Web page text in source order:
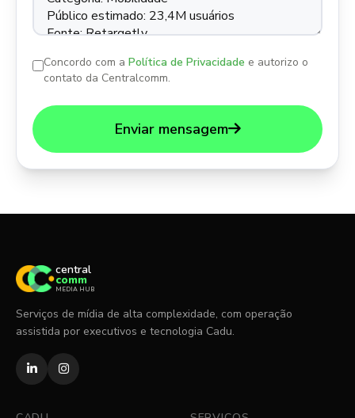
Concordo com aPolítica de Privacidade e autorizo o
contato da Centralcomm.
Enviar mensagem
central
comm
MEDIA HUB
Serviços de mídia de alta complexidade, com operação
assistida por executivos e tecnologia Cadu.